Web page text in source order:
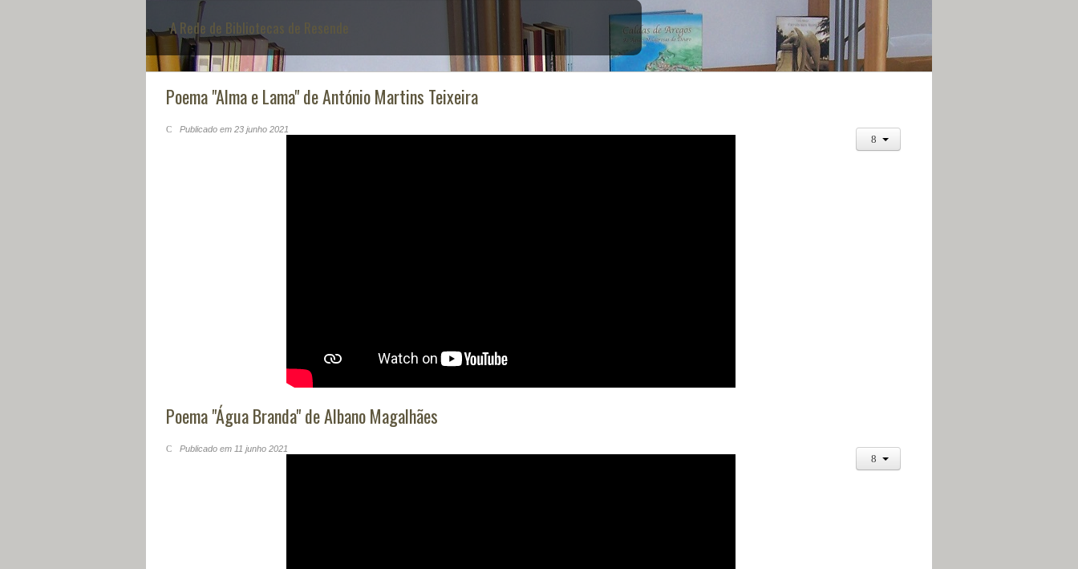
Os Parceiros da RBR
Poema "Alma e Lama" de António Martins Teixeira
Publicado em 23 junho 2021
Poema "Água Branda" de Albano Magalhães
Publicado em 11 junho 2021